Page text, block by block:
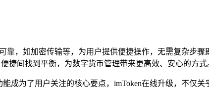
，如加密传输等，为用户提供便捷操作，无需复杂步骤
捷间找到平衡，为数字货币管理带来更高效、安心的方式
能成为了用户关注的核心要点，imToken在线升级，不仅